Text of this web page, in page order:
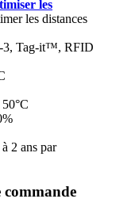
les
les distances
3, Tag-it™, RFID
2 ans par
commande